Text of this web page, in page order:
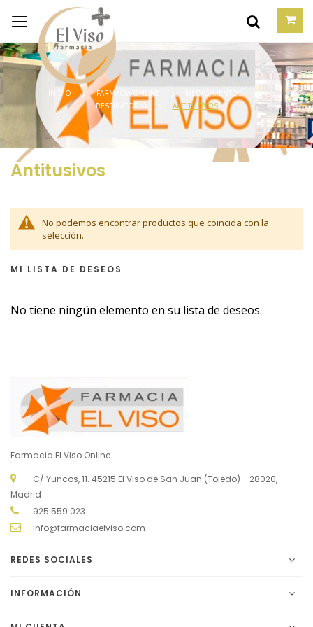
INICIO FARMACIA ONLINE
MEDICAMENTOS
RESPIRATORIO
ANTITUSIVOS
Antitusivos
No podemos encontrar productos que coincida con la
selección.
MI LISTA DE DESEOS
No tiene ningún elemento en su lista de deseos.
Farmacia El Viso Online
C/ Yuncos, 11. 45215 El Viso de San Juan (Toledo) - 28020,
Madrid
925 559 023
info@farmaciaelviso.com
REDES SOCIALES
INFORMACIÓN